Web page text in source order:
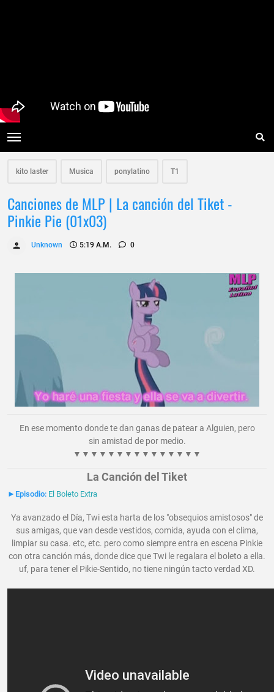
kito laster Musica ponylatino T1
Canciones de MLP | La canción del Tiket -
Pinkie Pie (01x03)
Unknown 5:19 A.m. 0
En ese momento donde te dan ganas de patear a Alguien, pero
sin amistad de por medio.
▼▼▼▼▼▼▼▼▼▼▼▼▼▼▼
La Canción del Tiket
►Episodio: El Boleto Extra
Ya avanzado el Día, Twi esta harta de los "obsequios amistosos" de
sus amigas, que van desde vestidos, comida, ayuda con el clima,
limpiar su casa. etc, etc. pero como siempre entra en escena Pinkie
con otra canción más, donde dice que Twi le regalara el boleto a ella.
uf, para tener el Pikie-Sentido, no tiene ningún tacto verdad XD.